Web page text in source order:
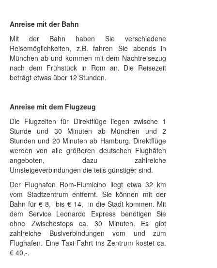
Anreise mit der Bahn
Mit der Bahn haben Sie verschiedene
Reisemöglichkeiten, z.B. fahren Sie abends in
München ab und kommen mit dem Nachtreisezug
nach dem Frühstück in Rom an. Die Reisezeit
beträgt etwas über 12 Stunden.
Anreise mit dem Flugzeug
Die Flugzeiten für Direktflüge liegen zwische 1
Stunde und 30 Minuten ab München und 2
Stunden und 20 Minuten ab Hamburg. Direktflüge
werden von alle größeren deutschen Flughäfen
angeboten, dazu zahlreiche
Umsteigeverbindungen die teils günstiger sind.
Der Flughafen Rom-Fiumicino liegt etwa 32 km
vom Stadtzentrum entfernt. Sie können mit der
Bahn für € 8,- bis € 14,- in die Stadt kommen. Mit
dem Service Leonardo Express benötigen Sie
ohne Zwischestops ca. 30 Minuten. Es gibt
zahlreiche Buslverbindungen vom und zum
Flughafen. Eine Taxi-Fahrt ins Zentrum kostet ca.
€ 40,-.